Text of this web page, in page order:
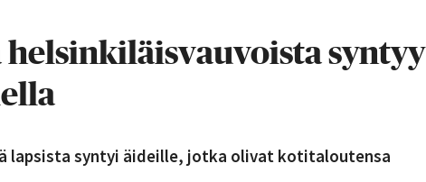
syntyy
lapsista syntyi äideille, jotka olivat kotitaloutensa